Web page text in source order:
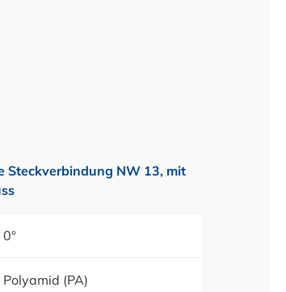
Steckverbindung NW 13, mit
0°
Polyamid (PA)